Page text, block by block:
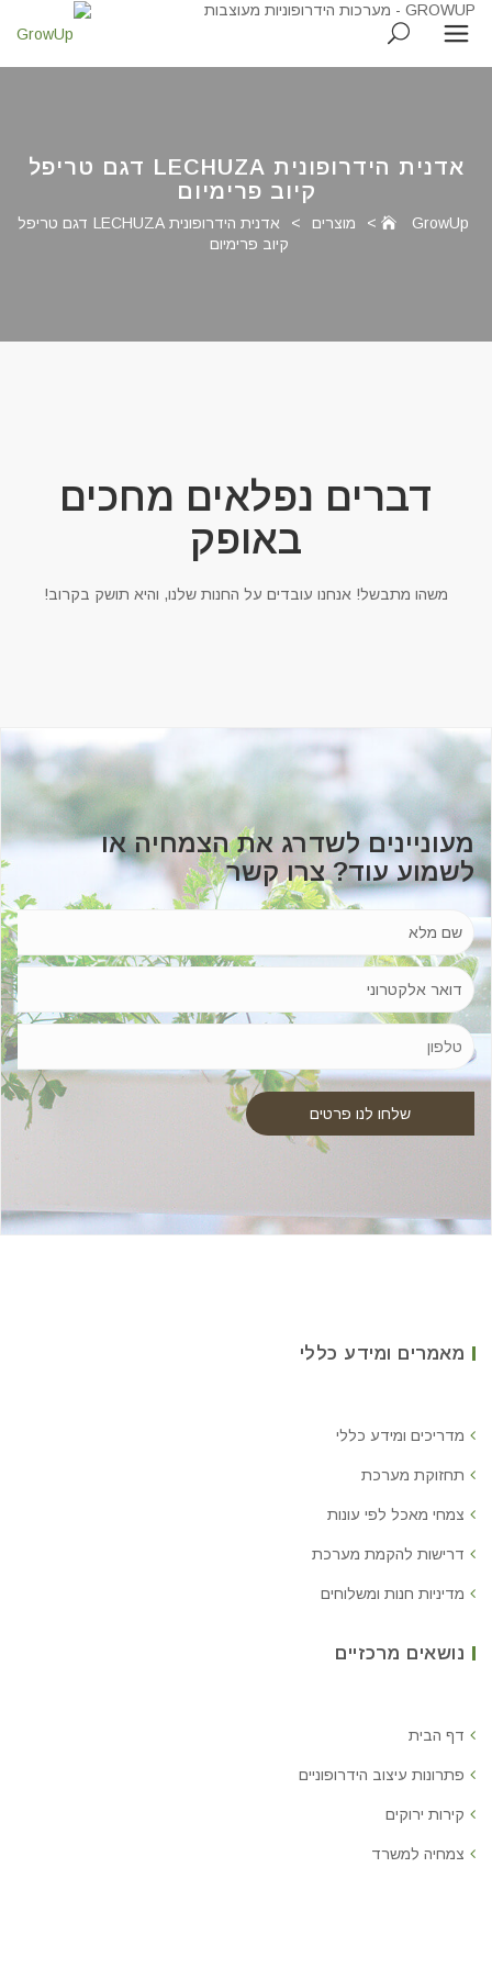
אדנית הידרופונית LECHUZA דגם טריפל
קיוב פרימיום
GrowUp
> מוצרים >
אדנית הידרופונית LECHUZA דגם טריפל
קיוב פרימיום
דברים נפלאים מחכים
באופק
משהו מתבשל! אנחנו עובדים על החנות שלנו, והיא תושק בקרוב!
מעוניינים לשדרג את הצמחיה או
לשמוע עוד? צרו קשר
מאמרים ומידע כללי
מדריכים ומידע כללי
תחזוקת מערכת
צמחי מאכל לפי עונות
דרישות להקמת מערכת
מדיניות חנות ומשלוחים
נושאים מרכזיים
דף הבית
פתרונות עיצוב הידרופוניים
קירות ירוקים
צמחיה למשרד